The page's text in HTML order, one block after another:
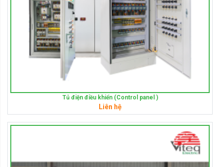
Tủ điện điều khiển (Control panel )
Liên hệ